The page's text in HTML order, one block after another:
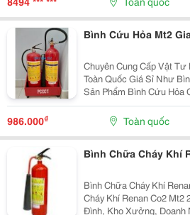
Bình Cứu Hỏa Mt2
Chuyên Cung Cấp Vật Tư
Toàn Quốc Giá Sỉ Như Bình Cứu Hỏa Mt2 Đây Là Dòng
Sản Phẩm Bình Cứu Hỏa
Để Tại Các Cửa Hàng ,
Động Vừa Để Chữa
986.000₫ Toàn quốc
Bình Chữa Cháy Khí
Bình Chữa Cháy Khí Renan Co2
Cháy Khí Renan Co2 Mt2
Đình, Kho Xưởng, Doanh